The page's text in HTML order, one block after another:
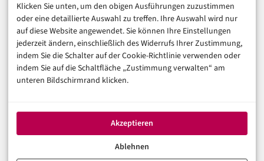
Klicken Sie unten, um den obigen Ausführungen zuzustimmen
oder eine detaillierte Auswahl zu treffen. Ihre Auswahl wird nur
auf diese Website angewendet. Sie können Ihre Einstellungen
jederzeit ändern, einschließlich des Widerrufs Ihrer Zustimmung,
indem Sie die Schalter auf der Cookie-Richtlinie verwenden oder
indem Sie auf die Schaltfläche „Zustimmung verwalten“ am
unteren Bildschirmrand klicken.
Akzeptieren
Ablehnen
Magazin
Unsere Redaktion
Werbeformate & Media Kit
Rechtliches
Datenschutzerklärung (EU)
Cookie-Richtlinie (EU)